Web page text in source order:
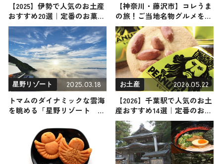
【2025】伊勢で人気のお土産
おすすめ20選｜定番のお菓子
からおしゃれなお土産・ばら
まき用まで幅広く紹介
【神奈川・藤沢市】コレうま
の旅！ご当地名物グルメをお
届け
星野リゾート 2025.03.18
トマムのダイナミックな雲海
を眺める「星野リゾート ト
月8日（木）からオープン
お土産 2026.05.22
【2026】千葉駅で人気のお土
産おすすめ14選｜定番のお菓
子からばらまき用・千葉限定
まで幅広く紹介